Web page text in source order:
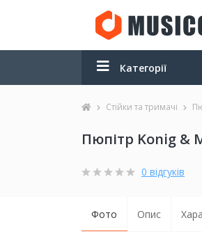
Категорії
Стійки та тримачі
Пюпітр Konig &
0 відгуків
Фото Опис